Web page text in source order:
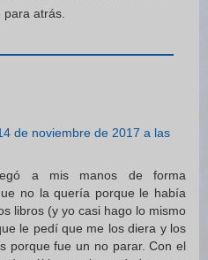
atrás.
de noviembre de 2017 a las
a mis manos de forma
no la quería porque le había
libros (y yo casi hago lo mismo
le pedí que me los diera y los
porque fue un no parar. Con el